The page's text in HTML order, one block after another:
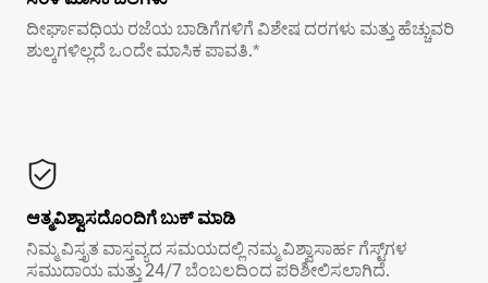
ದೀರ್ಘಾವಧಿಯ ರಜೆಯ ಬಾಡಿಗೆಗಳಿಗೆ ವಿಶೇಷ ದರಗಳು ಮತ್ತು ಹೆಚ್ಚುವರಿ
ಶುಲ್ಕಗಳಿಲ್ಲದೆ ಒಂದೇ ಮಾಸಿಕ ಪಾವತಿ.*
ಆತ್ಮವಿಶ್ವಾಸದೊಂದಿಗೆ ಬುಕ್ ಮಾಡಿ
ನಿಮ್ಮ ವಿಸ್ತೃತ ವಾಸ್ತವ್ಯದ ಸಮಯದಲ್ಲಿ ನಮ್ಮ ವಿಶ್ವಾಸಾರ್ಹ ಗೆಸ್ಟ್‌ಗಳ
ಸಮುದಾಯ ಮತ್ತು 24/7 ಬೆಂಬಲದಿಂದ ಪರಿಶೀಲಿಸಲಾಗಿದೆ.